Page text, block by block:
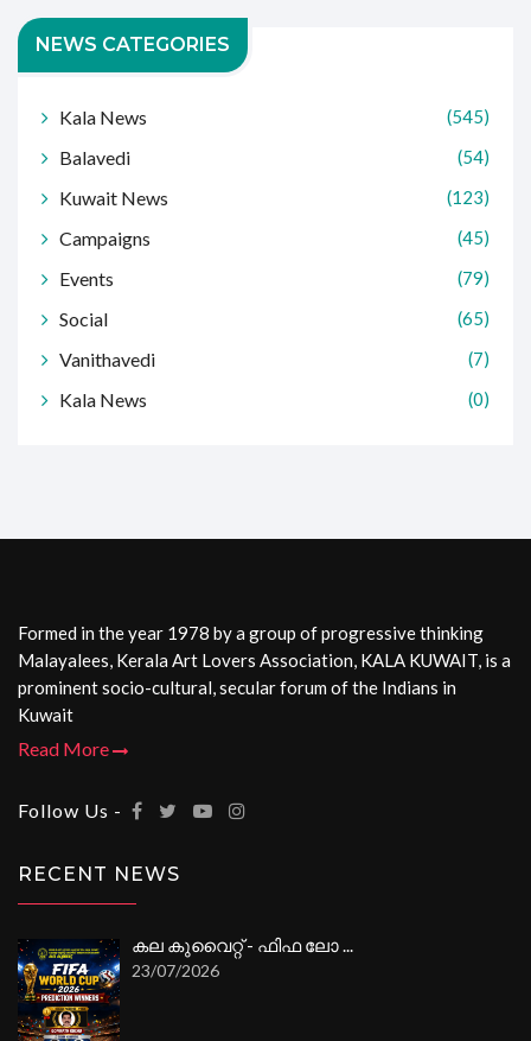
NEWS CATEGORIES
Kala News (545)
Balavedi (54)
Kuwait News (123)
Campaigns (45)
Events (79)
Social (65)
Vanithavedi (7)
Kala News (0)
Formed in the year 1978 by a group of progressive thinking
Malayalees, Kerala Art Lovers Association, KALA KUWAIT, is a
prominent socio-cultural, secular forum of the Indians in
Kuwait
Read More
Follow Us -
RECENT NEWS
കല കുവൈറ്റ് - ഫിഫ ലോ ...
23/07/2026